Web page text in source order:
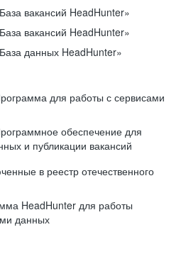
вакансий HeadHunter»
вакансий HeadHunter»
данных HeadHunter»
для работы с сервисами
обеспечение для
и публикации вакансий
в реестр отечественного
HeadHunter для работы
данных